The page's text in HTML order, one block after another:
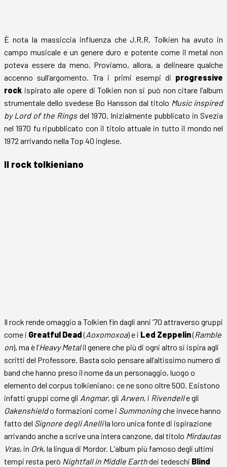
È nota la massiccia influenza che J.R.R. Tolkien ha avuto in
campo musicale e un genere duro e potente come il metal non
poteva essere da meno. Proviamo, allora, a delineare qualche
accenno sull’argomento. Tra i primi esempi di progressive
rock ispirato alle opere di Tolkien non si può non citare l’album
strumentale dello svedese Bo Hansson dal titolo Music inspired
by Lord of the Ringsdel 1970. Inizialmente pubblicato in Svezia
nel 1970 fu ripubblicato con il titolo attuale in tutto il mondo nel
1972 arrivando nella Top 40 inglese.
Il rock tolkieniano
Il rock rende omaggio a Tolkien fin dagli anni ’70 attraverso gruppi
come i Greatful Dead(Aoxomoxoa) e i Led Zeppelin(Ramble
on), ma è l’Heavy Metalil genere che più di ogni altro si ispira agli
scritti del Professore. Basta solo pensare all’altissimo numero di
band che hanno preso il nome da un personaggio, luogo o
elemento del corpus tolkieniano: ce ne sono oltre 500. Esistono
infatti gruppi come gli Angmar, gli Arwen, i Rivendelle gli
Oakenshieldo formazioni come i Summoningche invece hanno
fatto del Signore degli Anellila loro unica fonte di ispirazione
arrivando anche a scrive una intera canzone, dal titolo Mirdautas
Vras, in Ork, la lingua di Mordor. L’album più famoso degli ultimi
tempi resta però Nightfall in Middle Earthdei tedeschi Blind